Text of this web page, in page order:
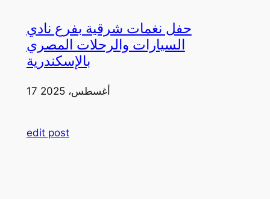
حفل نغمات شرقية بفرع نادي
السيارات والرحلات المصري
بالإسكندرية
17 أغسطس، 2025
edit post